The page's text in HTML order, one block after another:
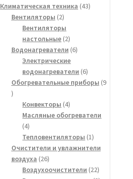
Климатическая техника 4343
Вентиляторы 22
товара
Вентиляторы
настольные 22
товара
Водонагреватели 66
Электрические
водонагреватели 66
товаров
Обогревательные приборы 9
9
товаров
Конвекторы 44
товара
Масляные обогреватели
44
товара
Тепловентиляторы 11
товар
Очистители и увлажнители
воздуха 2626
товаров
Воздухоочистители 2222